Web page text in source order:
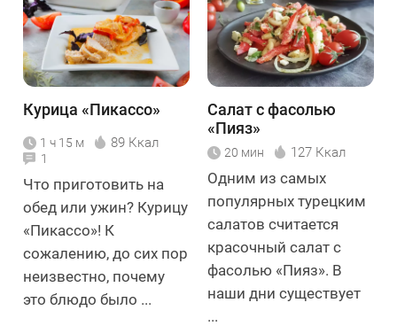
Курица «Пикассо»
1 ч 15 м 89 Ккал
1
Что приготовить на
обед или ужин? Курицу
«Пикассо»! К
сожалению, до сих пор
неизвестно, почему
это блюдо было ...
Салат с фасолью
«Пияз»
20 мин 127 Ккал
Одним из самых
популярных турецким
салатов считается
красочный салат с
фасолью «Пияз». В
наши дни существует
...